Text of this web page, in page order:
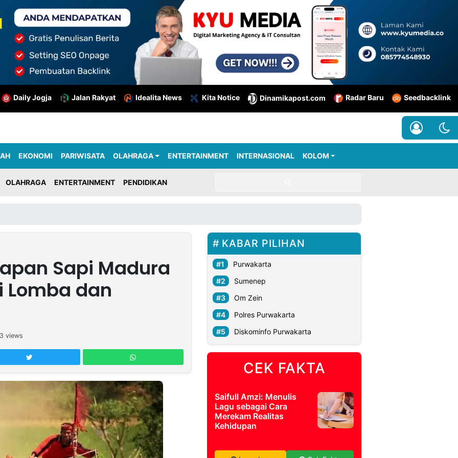
Daily Jogja Jalan Rakyat Idealita News Kita Notice Dinamikapost.com Radar Baru Seedbacklink
EKONOMI PARIWISATA OLAHRAGA ENTERTAINMENT INTERNASIONAL KOLOM
OLAHRAGA ENTERTAINMENT PENDIDIKAN
Sapi Madura
dan
views
KABAR PILIHAN
Purwakarta
Sumenep
Om Zein
Polres Purwakarta
Diskominfo Purwakarta
CEK FAKTA
Saifull Amzi: Menulis
Lagu sebagai Cara
Merekam Realitas
Kehidupan